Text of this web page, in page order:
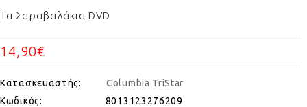
Τα Σαραβαλάκια DVD
14,90€
Κατασκευαστής:
Columbia TriStar
Κωδικός:
8013123276209